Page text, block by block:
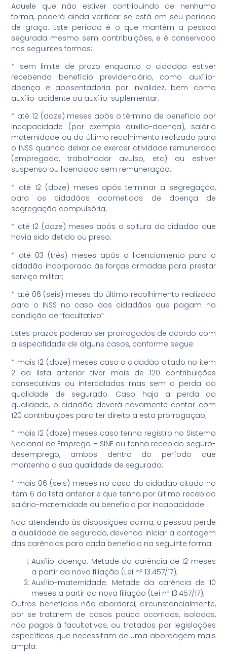
Aquele que não estiver contribuindo de nenhuma
forma, poderá ainda verificar se está em seu período
de graça. Este período é o que mantém a pessoa
segurada mesmo sem contribuições, e é conservado
nas seguintes formas:
* sem limite de prazo enquanto o cidadão estiver
recebendo benefício previdenciário, como auxílio-
doença e aposentadoria por invalidez, bem como
auxílio-acidente ou auxílio-suplementar;
* até 12 (doze) meses após o término de benefício por
incapacidade (por exemplo auxílio-doença), salário
maternidade ou do último recolhimento realizado para
o INSS quando deixar de exercer atividade remunerada
(empregado, trabalhador avulso, etc) ou estiver
suspenso ou licenciado sem remuneração;
* até 12 (doze) meses após terminar a segregação,
para os cidadãos acometidos de doença de
segregação compulsória;
* até 12 (doze) meses após a soltura do cidadão que
havia sido detido ou preso;
* até 03 (três) meses após o licenciamento para o
cidadão incorporado às forças armadas para prestar
serviço militar;
* até 06 (seis) meses do último recolhimento realizado
para o INSS no caso dos cidadãos que pagam na
condição de “facultativo”
Estes prazos poderão ser prorrogados de acordo com
a especifidade de alguns casos, conforme segue:
* mais 12 (doze) meses caso o cidadão citado no item
2 da lista anterior tiver mais de 120 contribuições
consecutivas ou intercaladas mas sem a perda da
qualidade de segurado. Caso haja a perda da
qualidade, o cidadão deverá novamente contar com
120 contribuições para ter direito a esta prorrogação;
* mais 12 (doze) meses caso tenha registro no Sistema
Nacional de Emprego – SINE ou tenha recebido seguro-
desemprego, ambos dentro do período que
mantenha a sua qualidade de segurado;
* mais 06 (seis) meses no caso do cidadão citado no
item 6 da lista anterior e que tenha por último recebido
salário-maternidade ou benefício por incapacidade.
Não atendendo às disposições acima, a pessoa perde
a qualidade de segurado, devendo iniciar a contagem
das carências para cada benefício na seguinte forma:
Auxílio-doença: Metade da carência de 12 meses
a partir da nova filiação (Lei nº 13.457/17);
Auxílio-maternidade: Metade da carência de 10
meses a partir da nova filiação (Lei nº 13.457/17);
Outros benefícios não abordarei, circunstancialmente,
por se tratarem de casos pouco ocorridos, isolados,
não pagos à facultativos, ou tratados por legislações
específicas que necessitam de uma abordagem mais
ampla.